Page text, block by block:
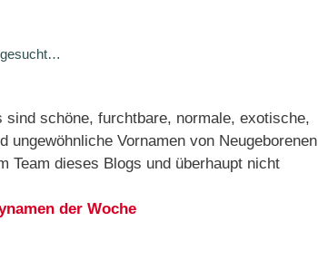
gesucht…
sind schöne, furchtbare, normale, exotische,
ungewöhnliche Vornamen von Neugeborenen
Team dieses Blogs und überhaupt nicht
der Woche